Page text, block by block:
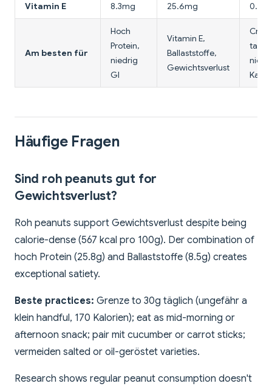
Vitamin E 8.3mg 25.6mg
Am besten für
Hoch
Protein,
niedrig
GI
Vitamin E,
Ballaststoffe,
Gewichtsverlust
taste,
Häufige Fragen
Sind roh peanuts gut for
Gewichtsverlust?
Roh peanuts support Gewichtsverlust despite being
calorie-dense (567 kcal pro 100g). Der combination of
hoch Protein (25.8g) and Ballaststoffe (8.5g) creates
exceptional satiety.
Beste practices: Grenze to 30g täglich (ungefähr a
klein handful, 170 Kalorien); eat as mid-morning or
afternoon snack; pair mit cucumber or carrot sticks;
vermeiden salted or oil-geröstet varieties.
Research shows regular peanut consumption doesn't